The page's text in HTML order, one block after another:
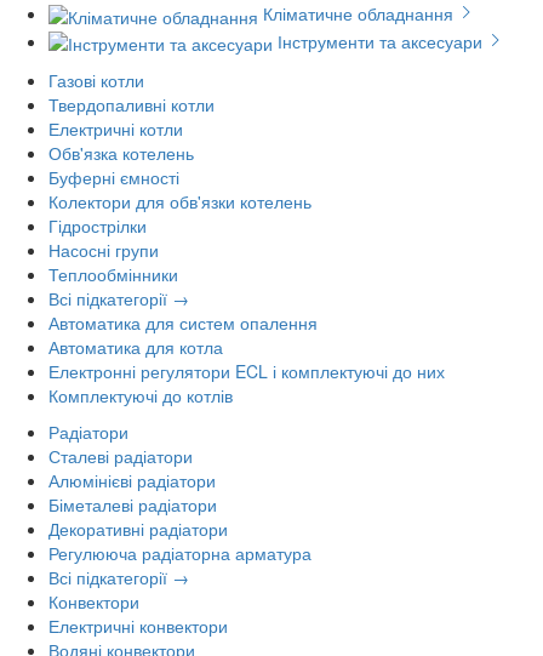
Кліматичне обладнання
Інструменти та аксесуари
Газові котли
Твердопаливні котли
Електричні котли
Обв'язка котелень
Буферні ємності
Колектори для обв'язки котелень
Гідрострілки
Насосні групи
Теплообмінники
Всі підкатегорії →
Автоматика для систем опалення
Автоматика для котла
Електронні регулятори ECL і комплектуючі до них
Комплектуючі до котлів
Радіатори
Сталеві радіатори
Алюмінієві радіатори
Біметалеві радіатори
Декоративні радіатори
Регулююча радіаторна арматура
Всі підкатегорії →
Конвектори
Електричні конвектори
Водяні конвектори